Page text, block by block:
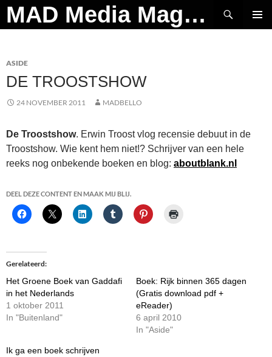
Ga
naar
MAD Media Magazine
Zoeken
ASIDE
DE TROOSTSHOW
24 NOVEMBER 2011 MADBELLO
De Troostshow. Erwin Troost vlog recensie debuut in de
Troostshow. Wie kent hem niet!? Schrijver van een hele
reeks nog onbekende boeken en blog: aboutblank.nl
DEEL DEZE CONTENT EN MAAK MIJ BLIJ.
Gerelateerd
Het Groene Boek van Gaddafi
in het Nederlands
1 oktober 2011
In "Buitenland"
Boek: Rijk binnen 365 dagen
(Gratis download pdf +
eReader)
6 april 2010
In "Aside"
Ik ga een boek schrijven